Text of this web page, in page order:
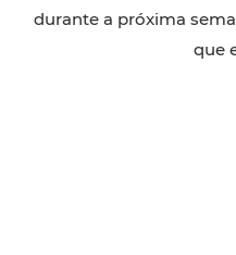
durante a próxima
que